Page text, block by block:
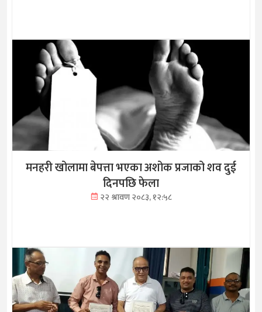
मनहरी खोलामा बेपत्ता भएका अशोक प्रजाको शव दुई
दिनपछि फेला
२२ श्रावण २०८३, १२:५८